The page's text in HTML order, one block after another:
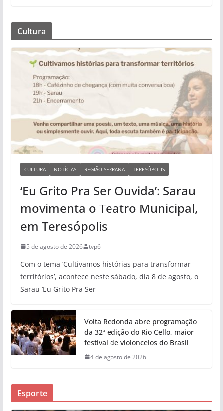
Cultura
CULTURA NOTÍCIAS REGIÃO SERRANA TERESÓPOLIS
‘Eu Grito Pra Ser Ouvida’: Sarau
movimenta o Teatro Municipal,
em Teresópolis
5 de agosto de 2026 tvp6
Com o tema ‘Cultivamos histórias para transformar
territórios’, acontece neste sábado, dia 8 de agosto, o
Sarau ‘Eu Grito Pra Ser
Volta Redonda abre programação
da 32ª edição do Rio Cello, maior
festival de violoncelos do Brasil
4 de agosto de 2026
Esporte